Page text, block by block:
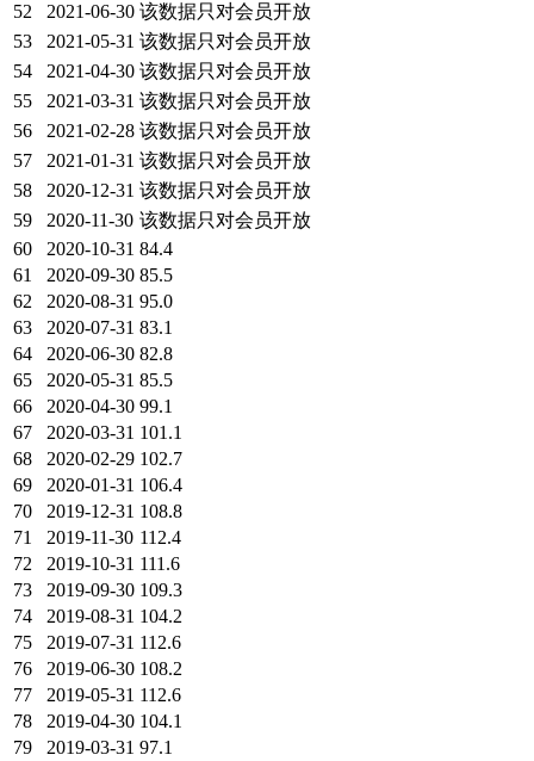
52
2021-06-30 该数据只对会员开放
53
2021-05-31 该数据只对会员开放
54
2021-04-30 该数据只对会员开放
55
2021-03-31 该数据只对会员开放
56
2021-02-28 该数据只对会员开放
57
2021-01-31 该数据只对会员开放
58
2020-12-31 该数据只对会员开放
59
2020-11-30 该数据只对会员开放
60
2020-10-31 84.4
61
2020-09-30 85.5
62
2020-08-31 95.0
63
2020-07-31 83.1
64
2020-06-30 82.8
65
2020-05-31 85.5
66
2020-04-30 99.1
67
2020-03-31 101.1
68
2020-02-29 102.7
69
2020-01-31 106.4
70
2019-12-31 108.8
71
2019-11-30 112.4
72
2019-10-31 111.6
73
2019-09-30 109.3
74
2019-08-31 104.2
75
2019-07-31 112.6
76
2019-06-30 108.2
77
2019-05-31 112.6
78
2019-04-30 104.1
79
2019-03-31 97.1